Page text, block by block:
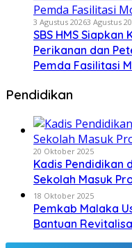
3 Agustus 20263 Agustus
SBS HMS
Perikanan dan
Pemda Fasilitasi
Pendidikan
20 Oktober 2025
Kadis Pendidikan
Sekolah Masuk
18 Oktober 2025
Pemkab Malaka
Bantuan